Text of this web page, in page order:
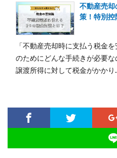
不動産売却
策！特別控
「不動産売却時に支払う税金
のためにどんな手続きが必要
譲渡所得に対して税金がかかり